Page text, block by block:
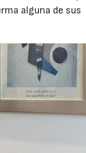
alguna de sus